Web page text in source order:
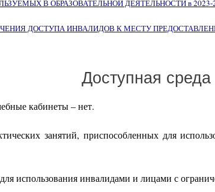
В ОБРАЗОВАТЕЛЬНОЙ ДЕЯТЕЛЬНОСТИ в 2023-
ДОСТУПА ИНВАЛИДОВ К МЕСТУ
Доступная среда
кабинеты – нет.
занятий, приспособленных для
использования инвалидами и лицами с